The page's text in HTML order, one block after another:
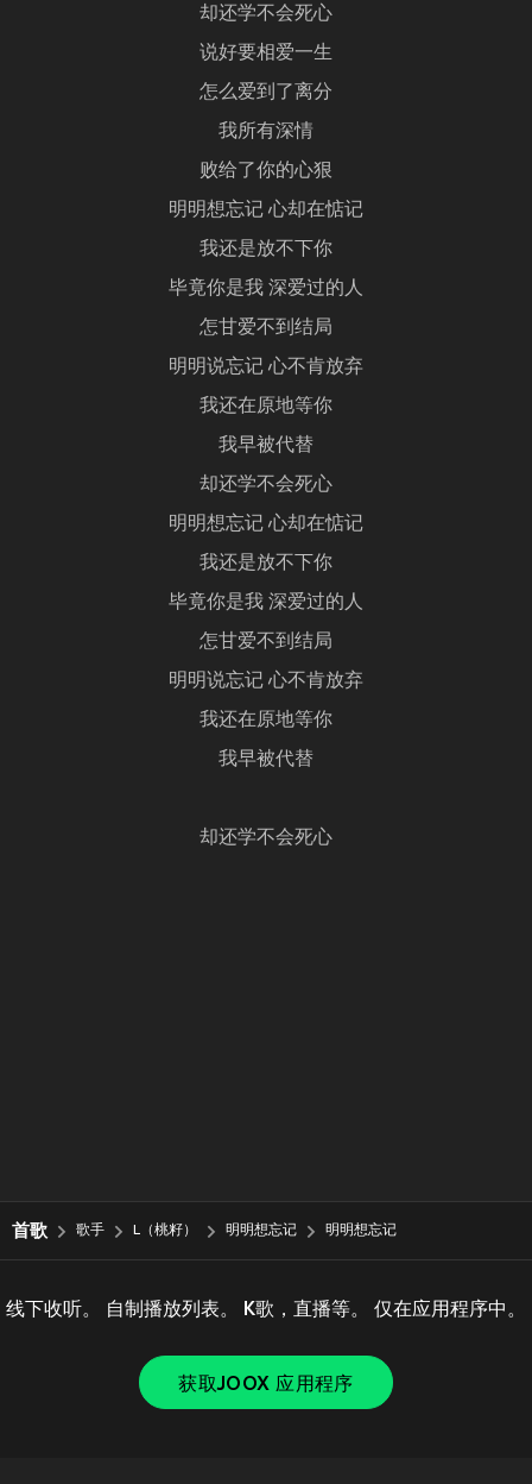
却还学不会死心
说好要相爱一生
怎么爱到了离分
我所有深情
败给了你的心狠
明明想忘记 心却在惦记
我还是放不下你
毕竟你是我 深爱过的人
怎甘爱不到结局
明明说忘记 心不肯放弃
我还在原地等你
我早被代替
却还学不会死心
明明想忘记 心却在惦记
我还是放不下你
毕竟你是我 深爱过的人
怎甘爱不到结局
明明说忘记 心不肯放弃
我还在原地等你
我早被代替
却还学不会死心
首歌 歌手 L（桃籽） 明明想忘记 明明想忘记
线下收听。 自制播放列表。 K歌，直播等。 仅在应用程序中。
获取JOOX 应用程序